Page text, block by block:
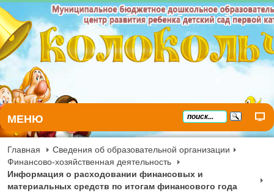
МЕНЮ
Главная
Сведения об образовательной организации
Финансово-хозяйственная деятельность
Информация о расходовании финансовых и
материальных средств по итогам финансового года